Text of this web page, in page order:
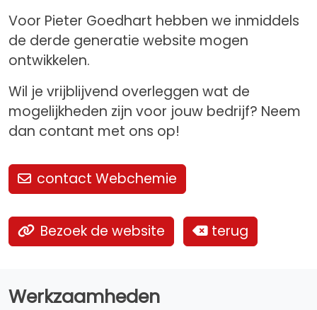
Voor Pieter Goedhart hebben we inmiddels
de derde generatie website mogen
ontwikkelen.
Wil je vrijblijvend overleggen wat de
mogelijkheden zijn voor jouw bedrijf? Neem
dan contant met ons op!
contact Webchemie
Bezoek de website terug
Werkzaamheden